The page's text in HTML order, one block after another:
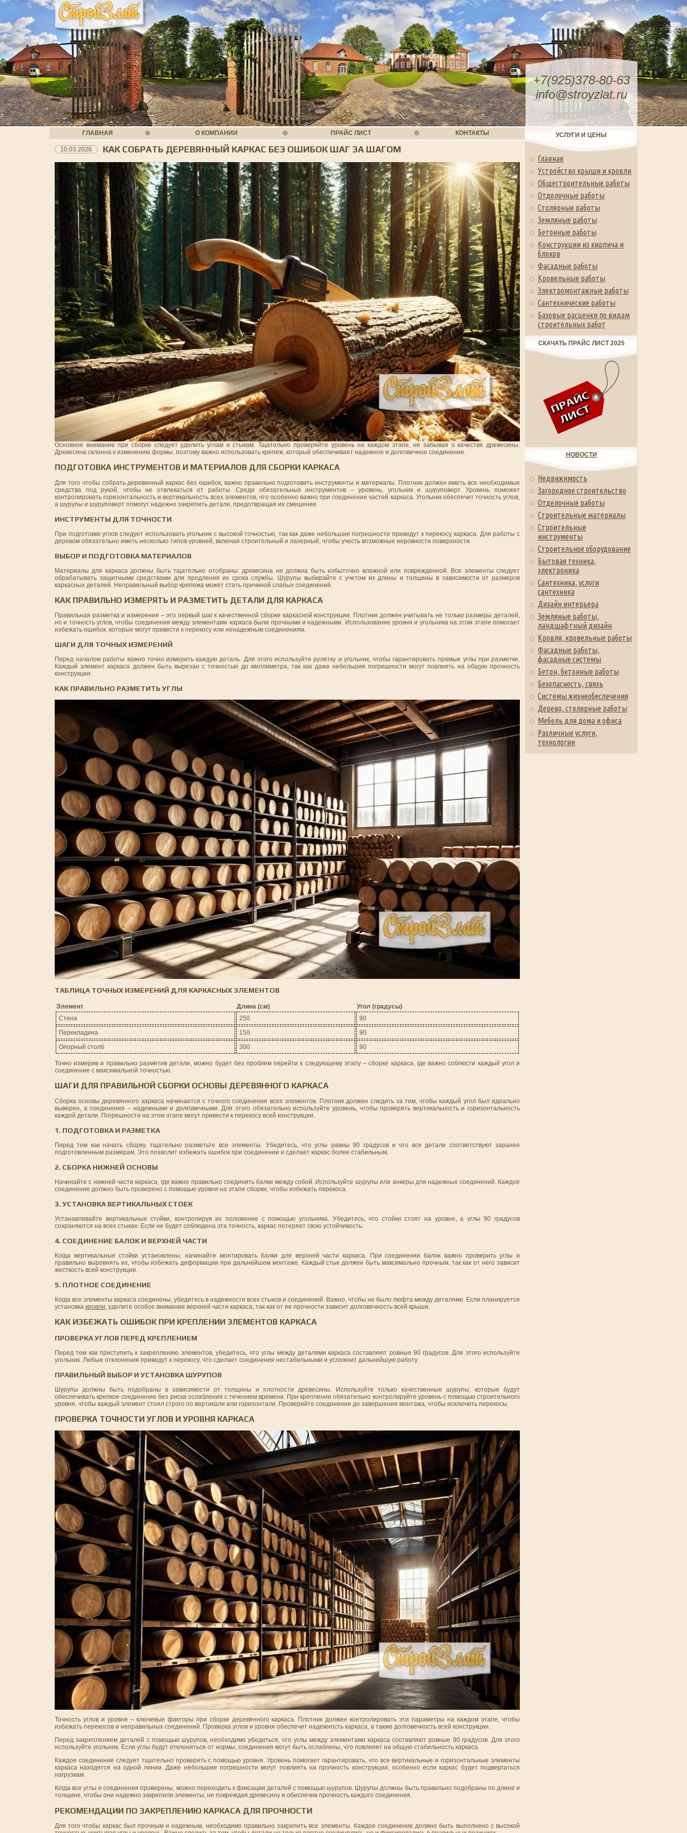
+7(925)378-80-63
info@stroyzlat.ru
ГЛАВНАЯ О КОМПАНИИ ПРАЙС ЛИСТ КОНТАКТЫ
10.03.2026 КАК СОБРАТЬ ДЕРЕВЯННЫЙ КАРКАС БЕЗ ОШИБОК ШАГ ЗА ШАГОМ
Основное внимание при сборке следует уделить углам и стыкам. Тщательно проверяйте уровень на каждом этапе, не забывая о качестве древесины.
Древесина склонна к изменению формы, поэтому важно использовать крепеж, который обеспечивает надежное и долговечное соединение.
ПОДГОТОВКА ИНСТРУМЕНТОВ И МАТЕРИАЛОВ ДЛЯ СБОРКИ КАРКАСА
Для того чтобы собрать деревянный каркас без ошибок, важно правильно подготовить инструменты и материалы. Плотник должен иметь все необходимые
средства под рукой, чтобы не отвлекаться от работы. Среди обязательных инструментов – уровень, угольник и шуруповерт. Уровень поможет
контролировать горизонтальность и вертикальность всех элементов, что особенно важно при соединении частей каркаса. Угольник обеспечит точность углов,
а шурупы и шуруповерт помогут надежно закрепить детали, предотвращая их смещение.
ИНСТРУМЕНТЫ ДЛЯ ТОЧНОСТИ
При подготовке углов следует использовать угольник с высокой точностью, так как даже небольшие погрешности приведут к перекосу каркаса. Для работы с
деревом обязательно иметь несколько типов уровней, включая строительный и лазерный, чтобы учесть возможные неровности поверхности.
ВЫБОР И ПОДГОТОВКА МАТЕРИАЛОВ
Материалы для каркаса должны быть тщательно отобраны: древесина не должна быть избыточно влажной или поврежденной. Все элементы следует
обрабатывать защитными средствами для продления их срока службы. Шурупы выбирайте с учетом их длины и толщины в зависимости от размеров
каркасных деталей. Неправильный выбор крепежа может стать причиной слабых соединений.
КАК ПРАВИЛЬНО ИЗМЕРЯТЬ И РАЗМЕТИТЬ ДЕТАЛИ ДЛЯ КАРКАСА
Правильная разметка и измерения – это первый шаг к качественной сборке каркасной конструкции. Плотник должен учитывать не только размеры деталей,
но и точность углов, чтобы соединения между элементами каркаса были прочными и надежными. Использование уровня и угольника на этом этапе помогает
избежать ошибок, которые могут привести к перекосу или ненадежным соединениям.
ШАГИ ДЛЯ ТОЧНЫХ ИЗМЕРЕНИЙ
Перед началом работы важно точно измерить каждую деталь. Для этого используйте рулетку и угольник, чтобы гарантировать прямые углы при разметке.
Каждый элемент каркаса должен быть вырезан с точностью до миллиметра, так как даже небольшие погрешности могут повлиять на общую прочность
конструкции.
КАК ПРАВИЛЬНО РАЗМЕТИТЬ УГЛЫ
ТАБЛИЦА ТОЧНЫХ ИЗМЕРЕНИЙ ДЛЯ КАРКАСНЫХ ЭЛЕМЕНТОВ
Элемент Длина (см)
Угол (градусы)
Стена
250
90
Перекладина
150
90
Опорный столб
300 90
Точно измерив и правильно разметив детали, можно будет без проблем перейти к следующему этапу – сборке каркаса, где важно соблюсти каждый угол и
соединение с максимальной точностью.
ШАГИ ДЛЯ ПРАВИЛЬНОЙ СБОРКИ ОСНОВЫ ДЕРЕВЯННОГО КАРКАСА
Сборка основы деревянного каркаса начинается с точного соединения всех элементов. Плотник должен следить за тем, чтобы каждый угол был идеально
выверен, а соединения – надежными и долговечными. Для этого обязательно используйте уровень, чтобы проверять вертикальность и горизонтальность
каждой детали. Погрешности на этом этапе могут привести к перекосу всей конструкции.
1. ПОДГОТОВКА И РАЗМЕТКА
Перед тем как начать сборку, тщательно разметьте все элементы. Убедитесь, что углы равны 90 градусов и что все детали соответствуют заранее
подготовленным размерам. Это позволит избежать ошибок при соединении и сделает каркас более стабильным.
2. СБОРКА НИЖНЕЙ ОСНОВЫ
Начинайте с нижней части каркаса, где важно правильно соединить балки между собой. Используйте шурупы или анкеры для надежных соединений. Каждое
соединение должно быть проверено с помощью уровня на этапе сборки, чтобы избежать перекоса.
3. УСТАНОВКА ВЕРТИКАЛЬНЫХ СТОЕК
Устанавливайте вертикальные стойки, контролируя их положение с помощью угольника. Убедитесь, что стойки стоят на уровне, а углы 90 градусов
сохраняются на всех стыках. Если не будет соблюдена эта точность, каркас потеряет свою устойчивость.
4. СОЕДИНЕНИЕ БАЛОК И ВЕРХНЕЙ ЧАСТИ
Когда вертикальные стойки установлены, начинайте монтировать балки для верхней части каркаса. При соединении балок важно проверить углы и
правильно выровнять их, чтобы избежать деформации при дальнейшем монтаже. Каждый стык должен быть максимально прочным, так как от него зависит
жесткость всей конструкции.
5. ПЛОТНОЕ СОЕДИНЕНИЕ
Когда все элементы каркаса соединены, убедитесь в надежности всех стыков и соединений. Важно, чтобы не было люфта между деталями. Если планируется
установка кровли , уделите особое внимание верхней части каркаса, так как от ее прочности зависит долговечность всей крыши.
КАК ИЗБЕЖАТЬ ОШИБОК ПРИ КРЕПЛЕНИИ ЭЛЕМЕНТОВ КАРКАСА
ПРОВЕРКА УГЛОВ ПЕРЕД КРЕПЛЕНИЕМ
Перед тем как приступить к закреплению элементов, убедитесь, что углы между деталями каркаса составляют ровные 90 градусов. Для этого используйте
угольник. Любые отклонения приведут к перекосу, что сделает соединения нестабильными и усложнит дальнейшую работу.
ПРАВИЛЬНЫЙ ВЫБОР И УСТАНОВКА ШУРУПОВ
Шурупы должны быть подобраны в зависимости от толщины и плотности древесины. Используйте только качественные шурупы, которые будут
обеспечивать крепкое соединение без риска ослабления с течением времени. При креплении обязательно контролируйте уровень с помощью строительного
уровня, чтобы каждый элемент стоял строго по вертикали или горизонтали. Проверяйте соединения до завершения монтажа, чтобы исключить перекосы.
ПРОВЕРКА ТОЧНОСТИ УГЛОВ И УРОВНЯ КАРКАСА
Точность углов и уровня – ключевые факторы при сборке деревянного каркаса. Плотник должен контролировать эти параметры на каждом этапе, чтобы
избежать перекосов и неправильных соединений. Проверка углов и уровня обеспечит надежность каркаса, а также долговечность всей конструкции.
Перед закреплением деталей с помощью шурупов, необходимо убедиться, что углы между элементами каркаса составляют ровные 90 градусов. Для этого
используйте угольник. Если углы будут отклоняться от нормы, соединения могут быть ослаблены, что повлияет на общую стабильность каркаса.
Каждое соединение следует тщательно проверять с помощью уровня. Уровень помогает гарантировать, что все вертикальные и горизонтальные элементы
каркаса находятся на одной линии. Даже небольшие погрешности могут повлиять на прочность конструкции, особенно если каркас будет подвергаться
нагрузкам.
Когда все углы и соединения проверены, можно переходить к фиксации деталей с помощью шурупов. Шурупы должны быть правильно подобраны по длине и
толщине, чтобы они надежно закрепили элементы, не повреждая древесину и обеспечив прочность каждого соединения.
РЕКОМЕНДАЦИИ ПО ЗАКРЕПЛЕНИЮ КАРКАСА ДЛЯ ПРОЧНОСТИ
Для того чтобы каркас был прочным и надежным, необходимо правильно закрепить все элементы. Каждое соединение должно быть выполнено с высокой
УСЛУГИ И ЦЕНЫ
Главная
Устройство крыши и кровли
Общестроительные работы
Отделочные работы
Столярные работы
Земляные работы
Бетонные работы
Конструкции из кирпича и
блоков
Фасадные работы
Кровельные работы
Электромонтажные работы
Сантехнические работы
Базовые расценки по видам
строительных работ
СКАЧАТЬ ПРАЙС ЛИСТ 2025
НОВОСТИ
Недвижимость
Загородное строительство
Отделочные работы
Строительные материалы
Строительные
инструменты
Строительное оборудование
Бытовая техника,
электроника
Сантехника, услуги
сантехника
Дизайн интерьера
Земляные работы,
ландшафтный дизайн
Кровля, кровельные работы
Фасадные работы,
фасадные системы
Бетон, бетонные работы
Безопасность, связь
Системы жизнеобеспечения
Дерево, столярные работы
Мебель для дома и офиса
Различные услуги,
технологии